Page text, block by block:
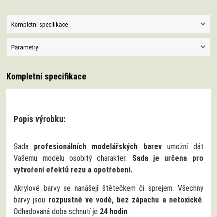
Kompletní specifikace
Parametry
Kompletní specifikace
Popis výrobku:
Sada profesionálních modelářských barevumožní dát
Vašemu modelu osobitý charakter. Sada je určena pro
vytvoření efektů rezu a opotřebení.
Akrylové barvy se nanášejí štětečkem či sprejem. Všechny
barvy jsou rozpustné ve vodě, bez zápachu a netoxické.
Odhadovaná doba schnutí je 24 hodin.